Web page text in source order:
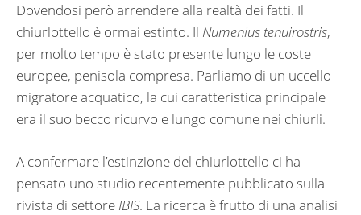
Dovendosi però arrendere alla realtà dei fatti. Il
chiurlottello è ormai estinto. Il Numenius tenuirostris,
per molto tempo è stato presente lungo le coste
europee, penisola compresa. Parliamo di un uccello
migratore acquatico, la cui caratteristica principale
era il suo becco ricurvo e lungo comune nei chiurli.
A confermare l’estinzione del chiurlottello ci ha
pensato uno studio recentemente pubblicato sulla
rivista di settore IBIS. La ricerca è frutto di una analisi